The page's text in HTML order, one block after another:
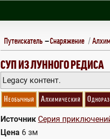
Путеискатель —Снаряжение
СУП ИЗ ЛУННОГО РЕДИСА
MOON RADISH SOUP
Legacy контент.
Необычный Алхимический
Источник Серия
Цена 6 зм